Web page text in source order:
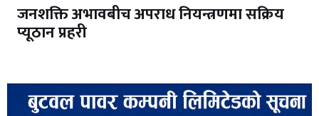
जनशक्ति अभावबीच अपराध नियन्त्रणमा सक्रिय
प्यूठान प्रहरी